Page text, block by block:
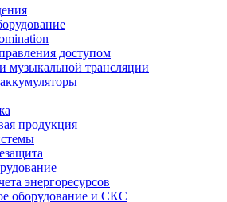
доступом
музыкальной трансляции
продукция
энергоресурсов
оборудование и СКС